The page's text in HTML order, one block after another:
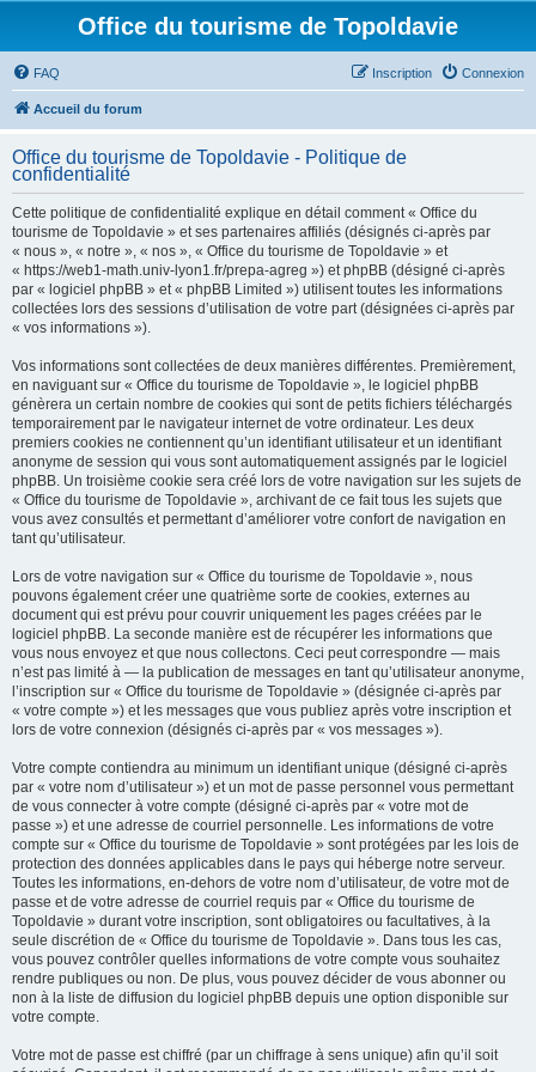
Office du tourisme de Topoldavie
FAQ Connexion
Inscription
Accueil du forum
Office du tourisme de Topoldavie - Politique de
confidentialité
Cette politique de confidentialité explique en détail comment « Office du
tourisme de Topoldavie » et ses partenaires affiliés (désignés ci-après par
« nous », « notre », « nos », « Office du tourisme de Topoldavie » et
« https://web1-math.univ-lyon1.fr/prepa-agreg ») et phpBB (désigné ci-après
par « logiciel phpBB » et « phpBB Limited ») utilisent toutes les informations
collectées lors des sessions d’utilisation de votre part (désignées ci-après par
« vos informations »).
Vos informations sont collectées de deux manières différentes. Premièrement,
en naviguant sur « Office du tourisme de Topoldavie », le logiciel phpBB
génèrera un certain nombre de cookies qui sont de petits fichiers téléchargés
temporairement par le navigateur internet de votre ordinateur. Les deux
premiers cookies ne contiennent qu’un identifiant utilisateur et un identifiant
anonyme de session qui vous sont automatiquement assignés par le logiciel
phpBB. Un troisième cookie sera créé lors de votre navigation sur les sujets de
« Office du tourisme de Topoldavie », archivant de ce fait tous les sujets que
vous avez consultés et permettant d’améliorer votre confort de navigation en
tant qu’utilisateur.
Lors de votre navigation sur « Office du tourisme de Topoldavie », nous
pouvons également créer une quatrième sorte de cookies, externes au
document qui est prévu pour couvrir uniquement les pages créées par le
logiciel phpBB. La seconde manière est de récupérer les informations que
vous nous envoyez et que nous collectons. Ceci peut correspondre — mais
n’est pas limité à — la publication de messages en tant qu’utilisateur anonyme,
l’inscription sur « Office du tourisme de Topoldavie » (désignée ci-après par
« votre compte ») et les messages que vous publiez après votre inscription et
lors de votre connexion (désignés ci-après par « vos messages »).
Votre compte contiendra au minimum un identifiant unique (désigné ci-après
par « votre nom d’utilisateur ») et un mot de passe personnel vous permettant
de vous connecter à votre compte (désigné ci-après par « votre mot de
passe ») et une adresse de courriel personnelle. Les informations de votre
compte sur « Office du tourisme de Topoldavie » sont protégées par les lois de
protection des données applicables dans le pays qui héberge notre serveur.
Toutes les informations, en-dehors de votre nom d’utilisateur, de votre mot de
passe et de votre adresse de courriel requis par « Office du tourisme de
Topoldavie » durant votre inscription, sont obligatoires ou facultatives, à la
seule discrétion de « Office du tourisme de Topoldavie ». Dans tous les cas,
vous pouvez contrôler quelles informations de votre compte vous souhaitez
rendre publiques ou non. De plus, vous pouvez décider de vous abonner ou
non à la liste de diffusion du logiciel phpBB depuis une option disponible sur
votre compte.
Votre mot de passe est chiffré (par un chiffrage à sens unique) afin qu’il soit